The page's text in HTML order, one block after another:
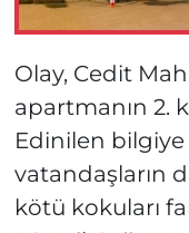
Olay, Cedit
apartmanın 2.
Edinilen
vatandaşların
kötü kokuları